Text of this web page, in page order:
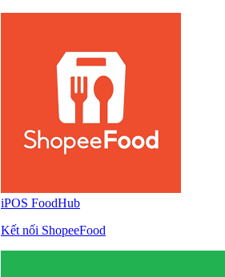
iPOS FoodHub
Kết nối ShopeeFood